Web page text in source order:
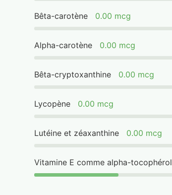
Bêta-carotène 0.00 mcg
Alpha-carotène 0.00 mcg
Bêta-cryptoxanthine 0.00 mcg
Lycopène 0.00 mcg
Lutéine et zéaxanthine 0.00 mcg
Vitamine E comme alpha-tocophérol